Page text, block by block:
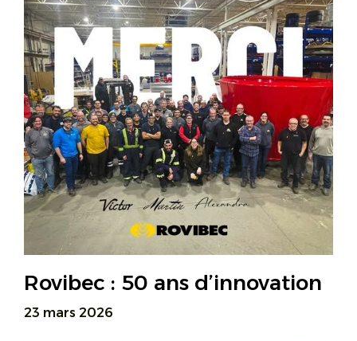
Rovibec : 50 ans d’innovation
23 mars 2026